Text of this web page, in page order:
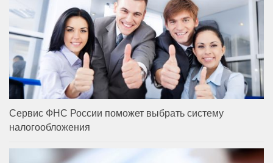
Сервис ФНС России поможет выбрать систему
налогообложения